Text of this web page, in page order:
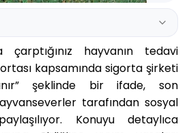
çarptığınız hayvanın tedavi
kapsamında sigorta şirketi
şeklinde bir ifade, son
tarafından sosyal
Konuyu detaylıca